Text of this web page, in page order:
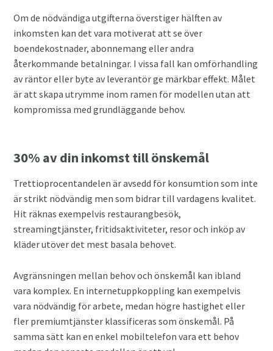
Om de nödvändiga utgifterna överstiger hälften av
inkomsten kan det vara motiverat att se över
boendekostnader, abonnemang eller andra
återkommande betalningar. I vissa fall kan omförhandling
av räntor eller byte av leverantör ge märkbar effekt. Målet
är att skapa utrymme inom ramen för modellen utan att
kompromissa med grundläggande behov.
30% av din inkomst till önskemål
Trettioprocentandelen är avsedd för konsumtion som inte
är strikt nödvändig men som bidrar till vardagens kvalitet.
Hit räknas exempelvis restaurangbesök,
streamingtjänster, fritidsaktiviteter, resor och inköp av
kläder utöver det mest basala behovet.
Avgränsningen mellan behov och önskemål kan ibland
vara komplex. En internetuppkoppling kan exempelvis
vara nödvändig för arbete, medan högre hastighet eller
fler premiumtjänster klassificeras som önskemål. På
samma sätt kan en enkel mobiltelefon vara ett behov